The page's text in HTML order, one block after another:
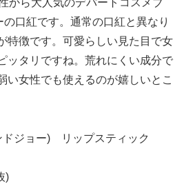
から大人気のデパートコスメブ
口紅です。通常の口紅と異なり
特徴です。可愛らしい見た目で女
ッタリですね。荒れにくい成分で
い女性でも使えるのが嬉しいとこ
ドジョー) リップスティック
)